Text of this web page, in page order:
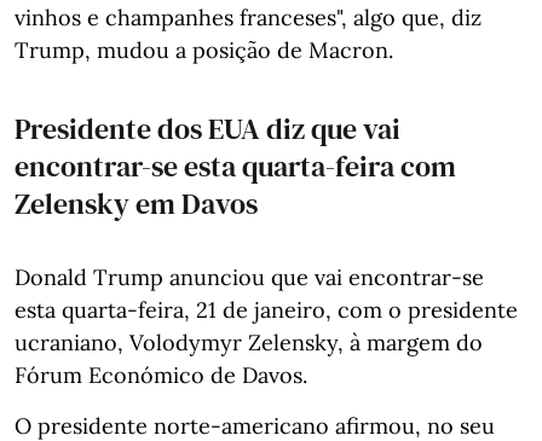
vinhos e champanhes franceses", algo que, diz
Trump, mudou a posição de Macron.
Presidente dos EUA diz que vai
encontrar-se esta quarta-feira com
Zelensky em Davos
Donald Trump anunciou que vai encontrar-se
esta quarta-feira, 21 de janeiro, com o presidente
ucraniano, Volodymyr Zelensky, à margem do
Fórum Económico de Davos.
O presidente norte-americano afirmou, no seu